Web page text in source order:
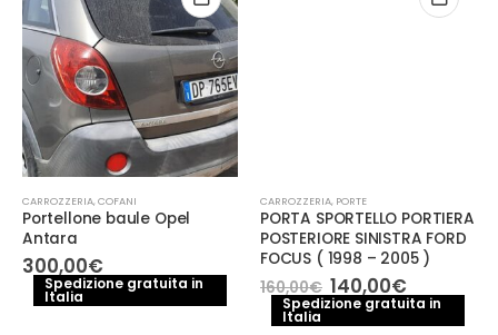
CARROZZERIA,COFANI
Portellone baule Opel
Antara
300,00€
Spedizione gratuita in
Italia
CARROZZERIA, PORTE
PORTA SPORTELLO PORTIERA
POSTERIORE SINISTRA FORD
FOCUS ( 1998 – 2005 )
160,00€ Il
prezzo
originale
140,00€Il
prezzo
attuale
Spedizione gratuita in
Italia